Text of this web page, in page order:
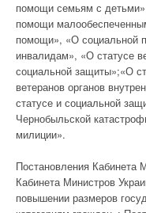
помощи семьям с
помощи
помощи», «О социальной
инвалидам», «О статусе
социальной защиты»;«О
ветеранов органов
статусе и социальной
Чернобыльской
милиции».
Постановления Кабинета
Кабинета Министров
повышении размеров